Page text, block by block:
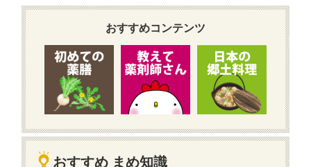
おすすめコンテンツ
おすすめ まめ知識